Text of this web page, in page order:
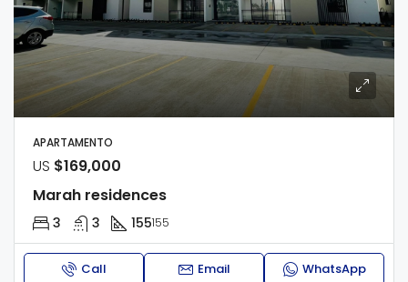
APARTAMENTO
US $169,000
Marah residences
3 3 155155
Call Email WhatsApp